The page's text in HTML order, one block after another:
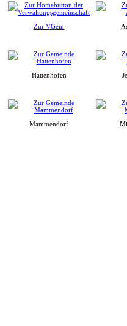
Zur VGem
Hattenhofen
Mammendorf